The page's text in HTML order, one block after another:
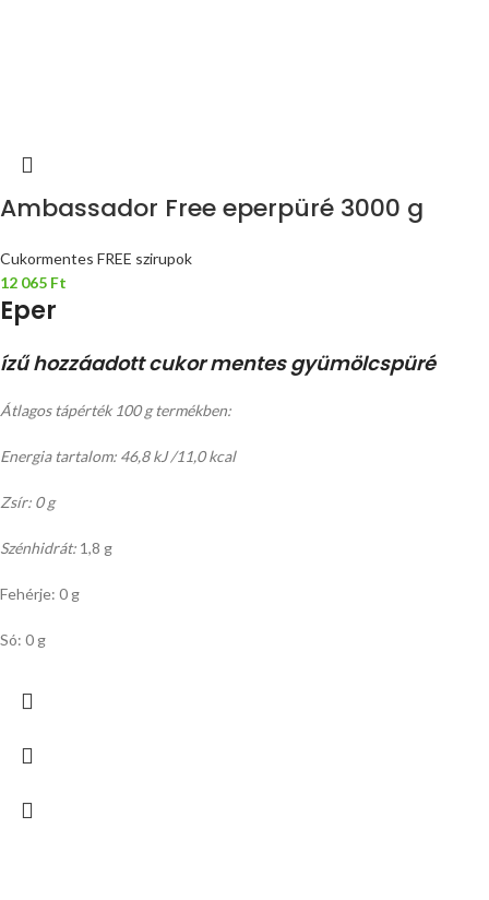
Ambassador Free eperpüré 3000 g
Cukormentes FREE szirupok
12 065 Ft
Eper
ízű hozzáadott cukor mentes gyümölcspüré
Átlagos tápérték 100 g termékben:
Energia tartalom: 46,8 kJ /11,0 kcal
Zsír: 0 g
Szénhidrát: 1,8 g
Fehérje: 0 g
Só: 0 g